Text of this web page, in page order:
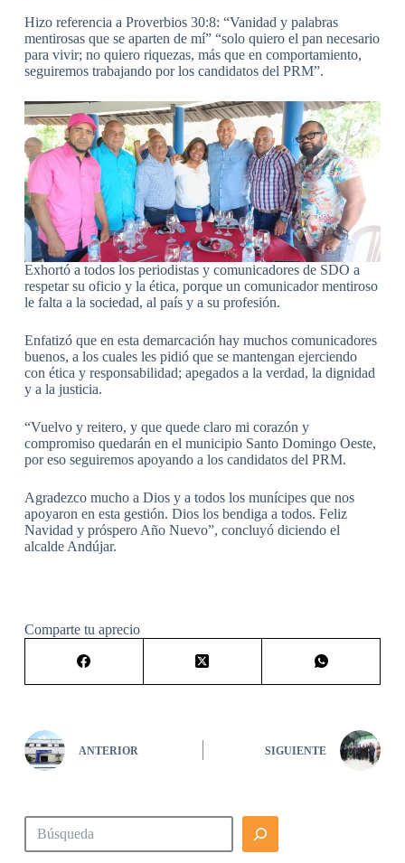
Hizo referencia a Proverbios 30:8: “Vanidad y palabras
mentirosas que se aparten de mí” “solo quiero el pan necesario
para vivir; no quiero riquezas, más que en comportamiento,
seguiremos trabajando por los candidatos del PRM”.
Exhortó a todos los periodistas y comunicadores de SDO a
respetar su oficio y la ética, porque un comunicador mentiroso
le falta a la sociedad, al país y a su profesión.
Enfatizó que en esta demarcación hay muchos comunicadores
buenos, a los cuales les pidió que se mantengan ejerciendo
con ética y responsabilidad; apegados a la verdad, la dignidad
y a la justicia.
“Vuelvo y reitero, y que quede claro mi corazón y
compromiso quedarán en el municipio Santo Domingo Oeste,
por eso seguiremos apoyando a los candidatos del PRM.
Agradezco mucho a Dios y a todos los munícipes que nos
apoyaron en esta gestión. Dios los bendiga a todos. Feliz
Navidad y próspero Año Nuevo”, concluyó diciendo el
alcalde Andújar.
Comparte tu aprecio
ANTERIOR SIGUIENTE
Buscar